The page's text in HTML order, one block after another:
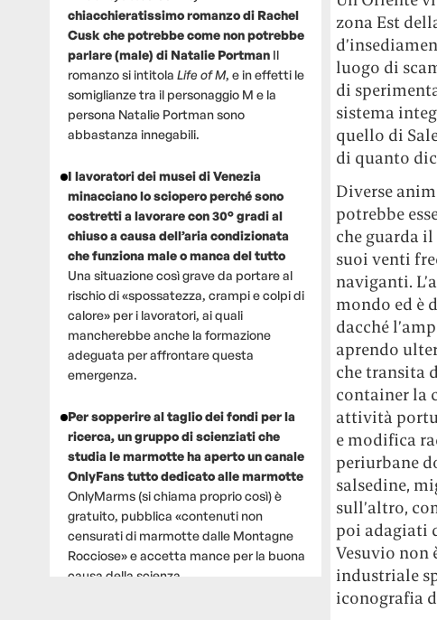
chiacchieratissimo romanzo di Rachel
Cusk che potrebbe come non potrebbe
parlare (male) di Natalie Portman Il
romanzo si intitola Life of M, e in effetti le
somiglianze tra il personaggio M e la
persona Natalie Portman sono
abbastanza innegabili.
I lavoratori dei musei di Venezia
minacciano lo sciopero perché sono
costretti a lavorare con 30° gradi al
chiuso a causa dell’aria condizionata
che funziona male o manca del tutto
Una situazione così grave da portare al
rischio di «spossatezza, crampi e colpi di
calore» per i lavoratori, ai quali
mancherebbe anche la formazione
adeguata per affrontare questa
emergenza.
Per sopperire al taglio dei fondi per la
ricerca, un gruppo di scienziati che
studia le marmotte ha aperto un canale
OnlyFans tutto dedicato alle marmotte
OnlyMarms (si chiama proprio così) è
gratuito, pubblica «contenuti non
censurati di marmotte dalle Montagne
Rocciose» e accetta mance per la buona
causa della scienza.
zona Est
luogo di
di
sistema
quello di
di quanto
Diverse
potrebbe
che guarda
suoi venti
naviganti.
mondo ed è
dacché
aprendo
che transita
container la
attività
e modifica
periurbane
salsedine,
sull’altro,
poi adagiati
Vesuvio non
industriale
iconografia